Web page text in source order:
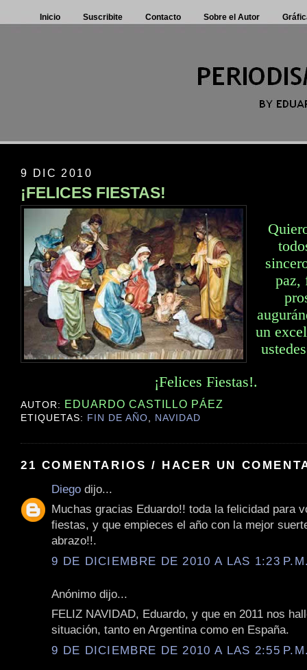
Inicio Suscribite Contacto Sobre el Autor
9 DIC 2010
¡FELICES FIESTAS!
paz,
un
¡Felices Fiestas!.
AUTOR: EDUARDO CASTILLO PÁEZ
ETIQUETAS: FIN DE AÑO, NAVIDAD
21 COMENTARIOS / HACER UN
Diego dijo...
Muchas gracias Eduardo!! toda la felicidad para
fiestas, y que empieces el año con la mejor
abrazo!!.
9 DE DICIEMBRE DE 2010 A LAS 1:23
Anónimo dijo...
FELIZ NAVIDAD, Eduardo, y que en 2011 nos
situación, tanto en Argentina como en España.
9 DE DICIEMBRE DE 2010 A LAS 2:55